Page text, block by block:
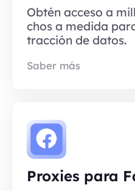
Obtén acceso a
chos a medida
tracción de datos.
Saber más
Proxies para